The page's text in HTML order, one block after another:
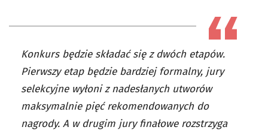
Konkurs będzie składać się z dwóch etapów.
Pierwszy etap będzie bardziej formalny, jury
selekcyjne wyłoni z nadesłanych utworów
maksymalnie pięć rekomendowanych do
nagrody. A w drugim jury finałowe rozstrzyga